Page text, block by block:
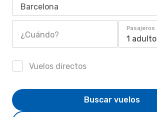
Barcelona
¿Cuándo?
Pasajeros
1 adulto
Vuelos directos
Buscar vuelos